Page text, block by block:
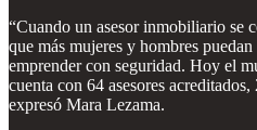
“Cuando un asesor inmobiliario se
que más mujeres y hombres
emprender con seguridad. Hoy el
cuenta con 64 asesores
expresó Mara Lezama.